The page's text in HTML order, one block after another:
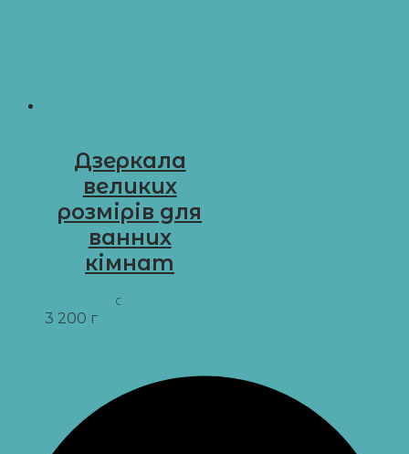
Дзеркала
великих
розмірів для
ванних
кімнат
02.01
3 200 грн